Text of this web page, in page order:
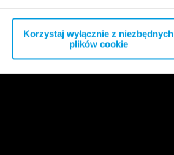
Korzystaj wyłącznie z niezbędnych
plików cookie